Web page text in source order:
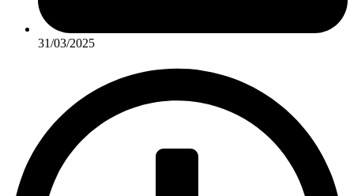
31/03/2025